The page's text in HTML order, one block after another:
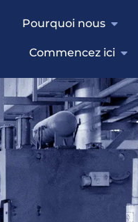
Pourquoi nous
Commencez ici